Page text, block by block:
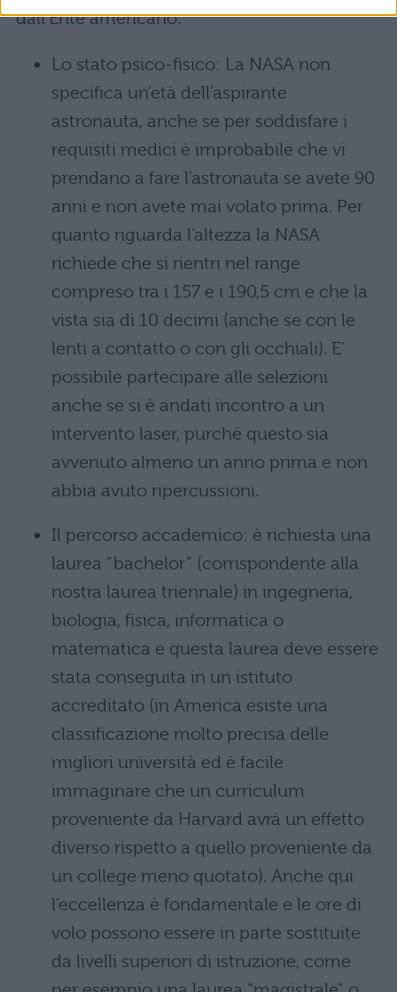
dall’Ente americano:
Lo stato psico-fisico: La NASA non
specifica un’età dell’aspirante
astronauta, anche se per soddisfare i
requisiti medici è improbabile che vi
prendano a fare l’astronauta se avete 90
anni e non avete mai volato prima. Per
quanto riguarda l’altezza la NASA
richiede che si rientri nel range
compreso tra i 157 e i 190,5 cm e che la
vista sia di 10 decimi (anche se con le
lenti a contatto o con gli occhiali). E’
possibile partecipare alle selezioni
anche se si è andati incontro a un
intervento laser, purché questo sia
avvenuto almeno un anno prima e non
abbia avuto ripercussioni.
Il percorso accademico: è richiesta una
laurea “bachelor” (corrispondente alla
nostra laurea triennale) in ingegneria,
biologia, fisica, informatica o
matematica e questa laurea deve essere
stata conseguita in un istituto
accreditato (in America esiste una
classificazione molto precisa delle
migliori università ed è facile
immaginare che un curriculum
proveniente da Harvard avrà un effetto
diverso rispetto a quello proveniente da
un college meno quotato). Anche qui
l’eccellenza è fondamentale e le ore di
volo possono essere in parte sostituite
da livelli superiori di istruzione, come